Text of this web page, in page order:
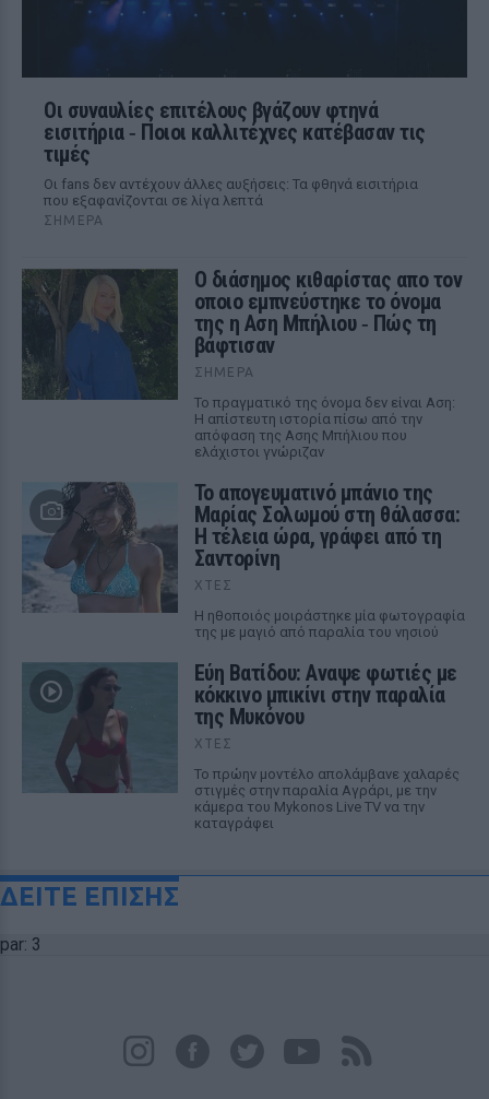
Οι συναυλίες επιτέλους βγάζουν φτηνά
εισιτήρια ‑ Ποιοι καλλιτέχνες κατέβασαν τις
τιμές
Οι fans δεν αντέχουν άλλες αυξήσεις: Τα φθηνά εισιτήρια
που εξαφανίζονται σε λίγα λεπτά
ΣΉΜΕΡΑ
Ο διάσημος κιθαρίστας απο τον
οποιο εμπνεύστηκε το όνομα
της η Αση Μπήλιου ‑ Πώς τη
βάφτισαν
ΣΉΜΕΡΑ
Το πραγματικό της όνομα δεν είναι Αση:
Η απίστευτη ιστορία πίσω από την
απόφαση της Ασης Μπήλιου που
ελάχιστοι γνώριζαν
Το απογευματινό μπάνιο της
Μαρίας Σολωμού στη θάλασσα:
Η τέλεια ώρα, γράφει από τη
Σαντορίνη
ΧΤΕΣ
Η ηθοποιός μοιράστηκε μία φωτογραφία
της με μαγιό από παραλία του νησιού
Εύη Βατίδου: Αναψε φωτιές με
κόκκινο μπικίνι στην παραλία
της Μυκόνου
ΧΤΕΣ
Το πρώην μοντέλο απολάμβανε χαλαρές
στιγμές στην παραλία Αγράρι, με την
κάμερα του Mykonos Live TV να την
καταγράφει
ΔΕΙΤΕ ΕΠΙΣΗΣ
par: 3